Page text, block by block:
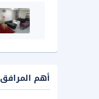
أهم المرافق